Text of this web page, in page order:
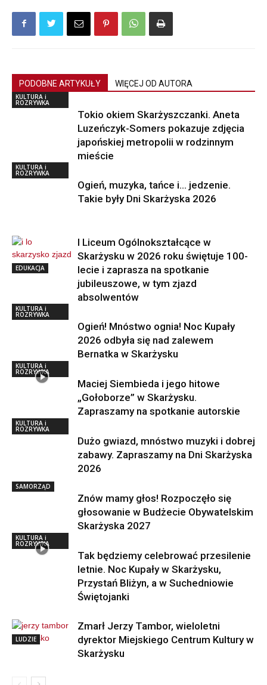
PODOBNE ARTYKUŁY WIĘCEJ OD AUTORA
KULTURA i
ROZRYWKA
Tokio okiem Skarżyszczanki. Aneta
Luzeńczyk-Somers pokazuje zdjęcia
japońskiej metropolii w rodzinnym
mieście
KULTURA i
ROZRYWKA
Ogień, muzyka, tańce i… jedzenie.
Takie były Dni Skarżyska 2026
EDUKACJA
I Liceum Ogólnokształcące w
Skarżysku w 2026 roku świętuje 100-
lecie i zaprasza na spotkanie
jubileuszowe, w tym zjazd
absolwentów
KULTURA i
ROZRYWKA
Ogień! Mnóstwo ognia! Noc Kupały
2026 odbyła się nad zalewem
Bernatka w Skarżysku
KULTURA i
ROZRYWKA
Maciej Siembieda i jego hitowe
„Gołoborze” w Skarżysku.
Zapraszamy na spotkanie autorskie
KULTURA i
ROZRYWKA
Dużo gwiazd, mnóstwo muzyki i dobrej
zabawy. Zapraszamy na Dni Skarżyska
2026
SAMORZĄD
Znów mamy głos! Rozpoczęło się
głosowanie w Budżecie Obywatelskim
Skarżyska 2027
KULTURA i
ROZRYWKA
Tak będziemy celebrować przesilenie
letnie. Noc Kupały w Skarżysku,
Przystań Bliżyn, a w Suchedniowie
Świętojanki
LUDZIE
Zmarł Jerzy Tambor, wieloletni
dyrektor Miejskiego Centrum Kultury w
Skarżysku